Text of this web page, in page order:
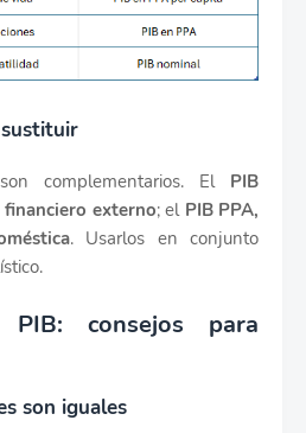
complementarios. El PIB
externo; el PIB PPA,
. Usarlos en conjunto
consejos para
son iguales